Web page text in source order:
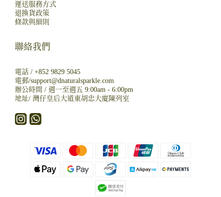
運送服務方式
退換貨政策
條款與細則
聯絡我們
電話 / +852 9829 5045
電郵/support@dnaturalsparkle.com
辦公時間 / 週一至週五 9:00am - 6:00pm
地址/ 灣仔皇后大道東胡忠大廈陳列室